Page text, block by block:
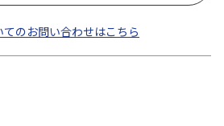
てのお問い合わせはこちら